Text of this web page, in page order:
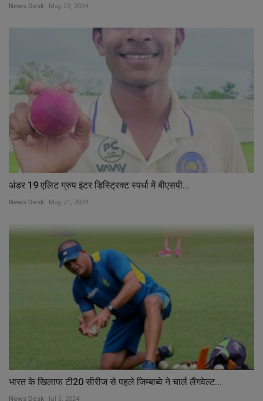
News Desk May 22, 2024
अंडर 19 एलिट ग्रुप इंटर डिस्ट्रिक्ट स्पर्धा में बीएसपी...
News Desk May 21, 2024
भारत के खिलाफ टी20 सीरीज से पहले जिम्बाब्वे ने चार्ल लैंगवेल्ट...
News Desk Jul 5, 2024